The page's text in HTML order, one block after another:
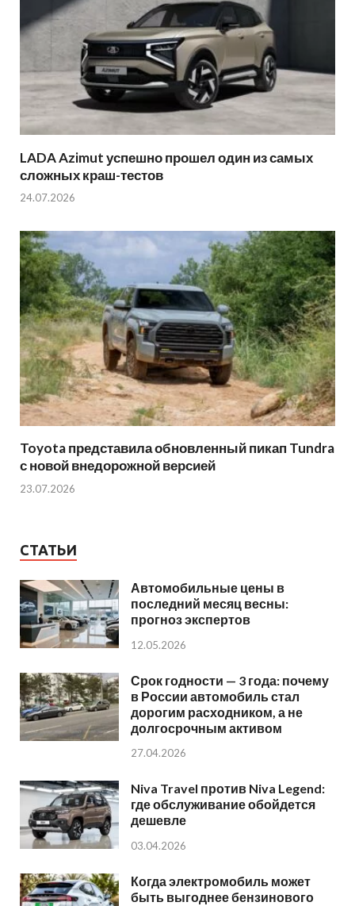
LADA Azimut успешно прошел один из самых
сложных краш-тестов
24.07.2026
Toyota представила обновленный пикап Tundra
с новой внедорожной версией
23.07.2026
СТАТЬИ
Автомобильные цены в
последний месяц весны:
прогноз экспертов
12.05.2026
Срок годности — 3 года: почему
в России автомобиль стал
дорогим расходником, а не
долгосрочным активом
27.04.2026
Niva Travel против Niva Legend:
где обслуживание обойдется
дешевле
03.04.2026
Когда электромобиль может
быть выгоднее бензинового